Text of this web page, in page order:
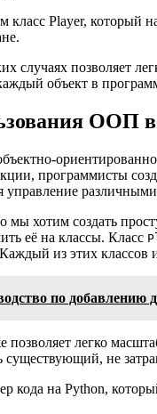
Player, который
случаях позволяет
объект в
ООП в
программисты
управление
мы хотим создать
её на классы. Класс
из этих классов
по добавлению
легко
не
кода на Python,